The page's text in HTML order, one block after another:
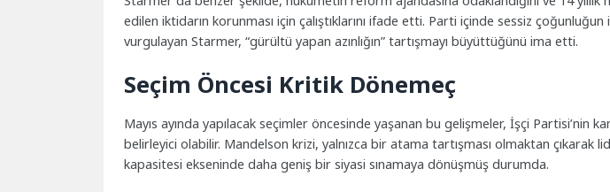
edilen iktidarın korunması için çalıştıklarını ifade etti. Parti içinde sessiz çoğunluğun
vurgulayan Starmer, “gürültü yapan azınlığın” tartışmayı büyüttüğünü ima etti.
Seçim Öncesi Kritik Dönemeç
Mayıs ayında yapılacak seçimler öncesinde yaşanan bu gelişmeler, İşçi Partisi’nin
belirleyici olabilir. Mandelson krizi, yalnızca bir atama tartışması olmaktan çıkarak
kapasitesi ekseninde daha geniş bir siyasi sınamaya dönüşmüş durumda.